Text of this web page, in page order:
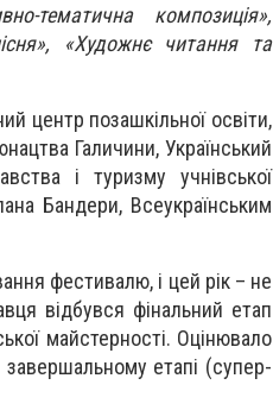
тематична композиція»,
«Художнє читання та
центр позашкільної освіти,
Галичини, Український
і туризму учнівської
Бандери, Всеукраїнським
фестивалю, і цей рік – не
відбувся фінальний етап
майстерності. Оцінювало
завершальному етапі (супер-